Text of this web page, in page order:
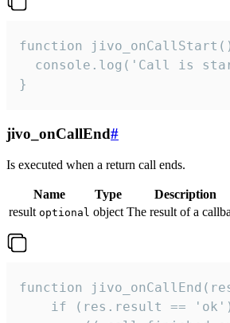
function
console.log('Call is
}
jivo_onCallEnd#
Is executed when a return call ends.
Name Type
Description
result optional object The result of a
function
if (res.result ==